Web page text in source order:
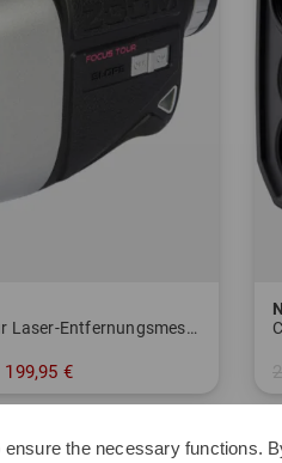
Focus Tour Laser-Entfernungsmesser
199,95 €
the necessary functions.